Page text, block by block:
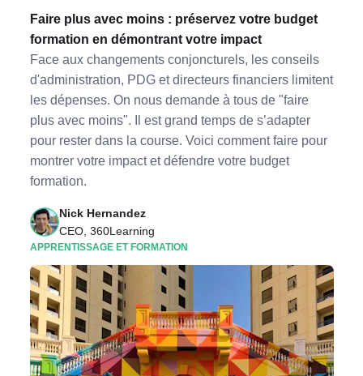
Faire plus avec moins : préservez votre budget
formation en démontrant votre impact
Face aux changements conjoncturels, les conseils
d'administration, PDG et directeurs financiers limitent
les dépenses. On nous demande à tous de "faire
plus avec moins". Il est grand temps de s’adapter
pour rester dans la course. Voici comment faire pour
montrer votre impact et défendre votre budget
formation.
Nick Hernandez
CEO, 360Learning
APPRENTISSAGE ET FORMATION